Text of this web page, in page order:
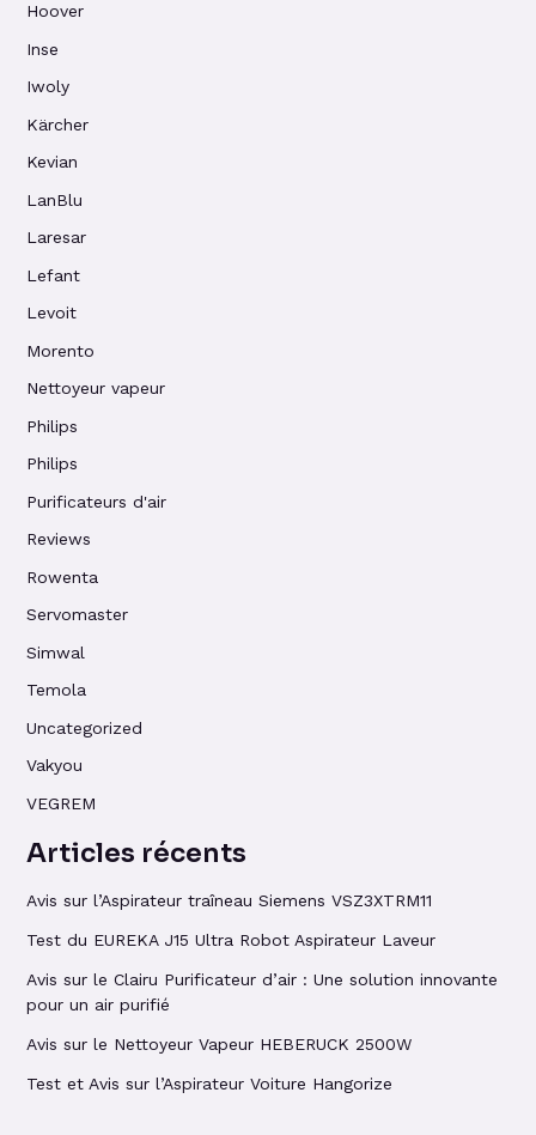
Hoover
Inse
Iwoly
Kärcher
Kevian
LanBlu
Laresar
Lefant
Levoit
Morento
Nettoyeur vapeur
Philips
Philips
Purificateurs d'air
Reviews
Rowenta
Servomaster
Simwal
Temola
Uncategorized
Vakyou
VEGREM
Articles récents
Avis sur l’Aspirateur traîneau Siemens VSZ3XTRM11
Test du EUREKA J15 Ultra Robot Aspirateur Laveur
Avis sur le Clairu Purificateur d’air : Une solution innovante
pour un air purifié
Avis sur le Nettoyeur Vapeur HEBERUCK 2500W
Test et Avis sur l’Aspirateur Voiture Hangorize